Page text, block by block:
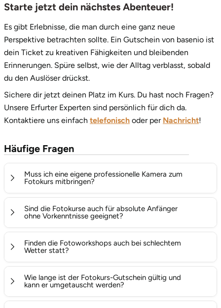
Starte jetzt dein nächstes Abenteuer!
Es gibt Erlebnisse, die man durch eine ganz neue
Perspektive betrachten sollte. Ein Gutschein von basenio ist
dein Ticket zu kreativen Fähigkeiten und bleibenden
Erinnerungen. Spüre selbst, wie der Alltag verblasst, sobald
du den Auslöser drückst.
Sichere dir jetzt deinen Platz im Kurs. Du hast noch Fragen?
Unsere Erfurter Experten sind persönlich für dich da.
Kontaktiere uns einfach telefonisch oder per Nachricht!
Häufige Fragen
Muss ich eine eigene professionelle Kamera zum
Fotokurs mitbringen?
klassischen Fotokurse für Anfänger und Fortgeschrittene
ist eine eigene Spiegelreflex-, System- oder
Bridgekamera ideal, um die Einstellungen direkt am
eigenen Gerät zu lernen. Für den Smartphone-Fotografie-
Kurs reicht logischerweise dein normales Handy völlig
aus. Details zu benötigtem Equipment findest du immer in
der jeweiligen Erlebnisbeschreibung.
Sind die Fotokurse auch für absolute Anfänger
ohne Vorkenntnisse geeignet?
und Einsteiger an, die genau darauf ausgelegt sind. Du
musst vorab nicht wissen, was Blende, ISO oder
Belichtungszeit bedeuten – die erfahrenen Profi-
Fotografen erklären dir alles Schritt für Schritt und von
Grund auf in einer entspannten Atmosphäre.
Finden die Fotoworkshops auch bei schlechtem
Wetter statt?
auch bewölkter Himmel oder Regen bieten spannende
Motive! Viele Fotoworkshops im Freien (wie Landschafts-
Wie lange ist der Fotokurs-Gutschein gültig und
kann er umgetauscht werden?